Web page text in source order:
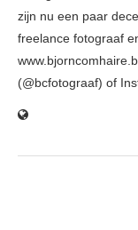
zijn nu een paar
freelance fotograaf
(@bcfotograaf) of